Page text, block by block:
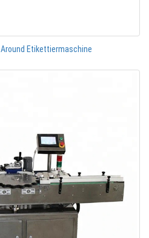
Etikettiermaschine